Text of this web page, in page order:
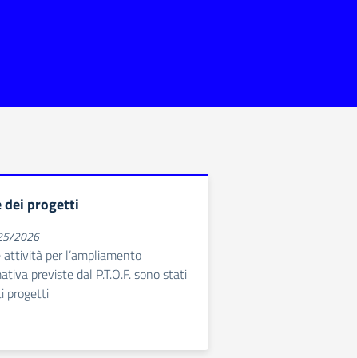
dei progetti
2026
attività per l’ampliamento
previste dal P.T.O.F. sono stati
progetti